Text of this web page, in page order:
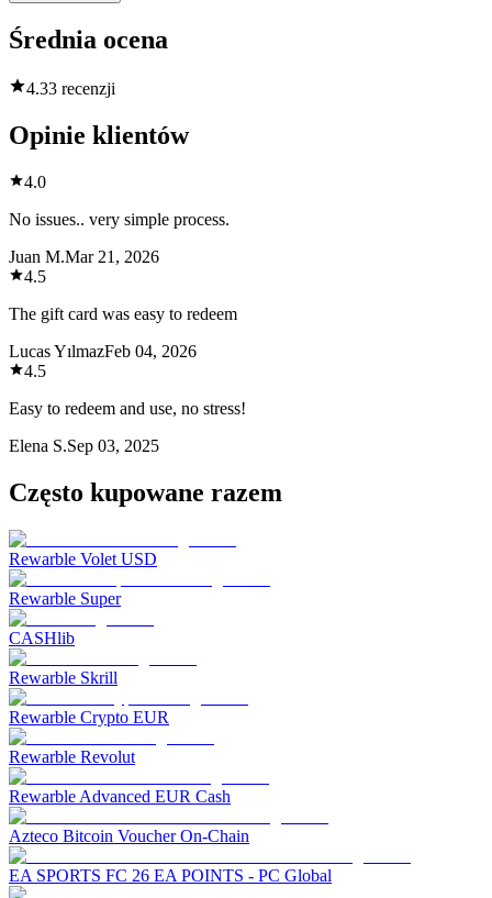
Średnia ocena
4.33 recenzji
Opinie klientów
4.0
No issues.. very simple process.
Juan M.Mar 21, 2026
4.5
The gift card was easy to redeem
Lucas YılmazFeb 04, 2026
4.5
Easy to redeem and use, no stress!
Elena S.Sep 03, 2025
Często kupowane razem
Rewarble Volet USD
Rewarble Super
CASHlib
Rewarble Skrill
Rewarble Crypto EUR
Rewarble Revolut
Rewarble Advanced EUR Cash
Azteco Bitcoin Voucher On-Chain
EA SPORTS FC 26 EA POINTS - PC Global